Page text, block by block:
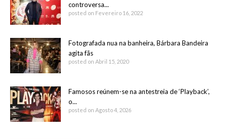
controversa...
posted on Fevereiro 16, 2022
Fotografada nua na banheira, Bárbara Bandeira
agita fãs
posted on Abril 15, 2020
Famosos reúnem-se na antestreia de ‘Playback’,
o...
posted on Agosto 4, 2026